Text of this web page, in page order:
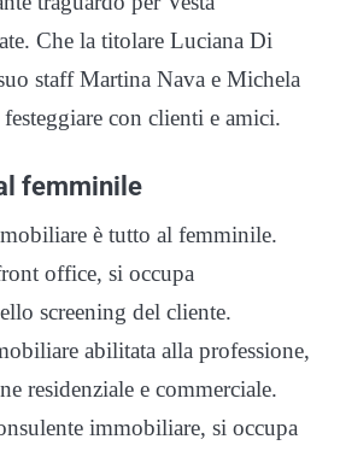
Che la titolare Luciana Di
staff Martina Nava e Michela
con clienti e amici.
femminile
è tutto al femminile.
office, si occupa
screening del cliente.
abilitata alla professione,
residenziale e commerciale.
immobiliare, si occupa